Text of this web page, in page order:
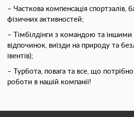
– Часткова компенсація спортзалів,
фізичних активностей;
– Тімбілдінги з командою та
відпочинок, виїзди на природу та
івентів);
– Турбота, повага та все, що
роботи в нашій компанії!